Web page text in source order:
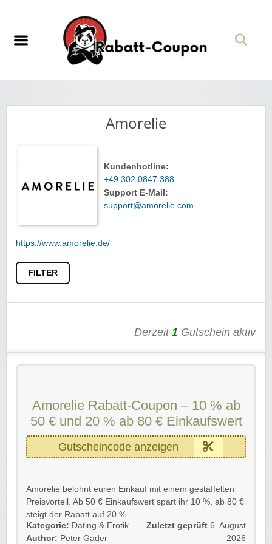
Amorelie
Kundenhotline:
+49 302 0847 388
Support E-Mail:
support@amorelie.com
https://www.amorelie.de/
FILTER
Derzeit 1 Gutschein aktiv
Amorelie Rabatt-Coupon – 10 % ab
50 € und 20 % ab 80 € Einkaufswert
Gutscheincode anzeigen
Amorelie belohnt euren Einkauf mit einem gestaffelten
Preisvorteil. Ab 50 € Einkaufswert spart ihr 10 %, ab 80 €
steigt der Rabatt auf 20 %.
Details 💡
Kategorie: Dating & Erotik
Author: Peter Gader
Zuletzt geprüft 6. August
2026